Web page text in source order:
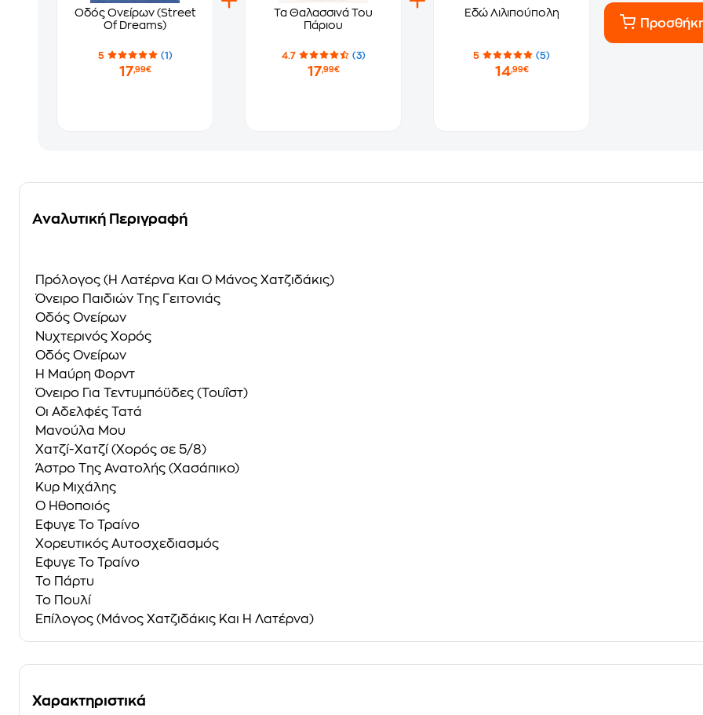
Οδός Ονείρων (Street
Of Dreams)
5 (1)
17,99€
Τα Θαλασσινά Του
Πάριου
4.7 (3)
17,99€
Εδώ Λιλιπούπολη
5 (5)
14,99€
Αναλυτική Περιγραφή
Πρόλογος (Η Λατέρνα Και Ο Μάνος Χατζιδάκις)
Όνειρο Παιδιών Της Γειτονιάς
Οδός Ονείρων
Νυχτερινός Χορός
Οδός Ονείρων
Η Μαύρη Φορντ
Όνειρο Για Τεντυμπόϋδες (Τουΐστ)
Οι Αδελφές Τατά
Μανούλα Μου
Χατζί-Χατζί (Χορός σε 5/8)
Άστρο Της Ανατολής (Χασάπικο)
Κυρ Μιχάλης
Ο Ηθοποιός
Έφυγε Το Τραίνο
Χορευτικός Αυτοσχεδιασμός
Έφυγε Το Τραίνο
Το Πάρτυ
Το Πουλί
Επίλογος (Μάνος Χατζιδάκις Και Η Λατέρνα)
Χαρακτηριστικά